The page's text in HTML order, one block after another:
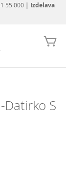
55 000| Izdelava
Datirko S